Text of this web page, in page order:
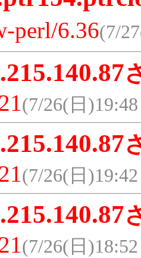
perl/6.36(7/
(7/26(日
(7/26(日
(7/26(日